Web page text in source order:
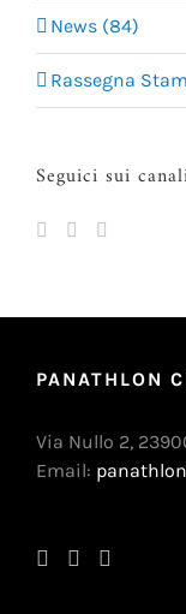
News (84)
Rassegna
Seguici sui
PANATHLON
Via Nullo 2,
Email: